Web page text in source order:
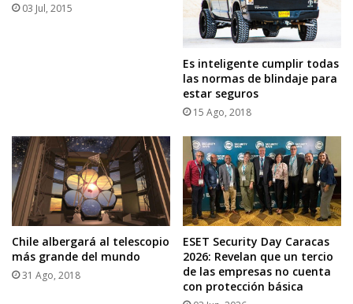
03 Jul, 2015
Es inteligente cumplir todas
las normas de blindaje para
estar seguros
15 Ago, 2018
Chile albergará al telescopio
más grande del mundo
31 Ago, 2018
ESET Security Day Caracas
2026: Revelan que un tercio
de las empresas no cuenta
con protección básica